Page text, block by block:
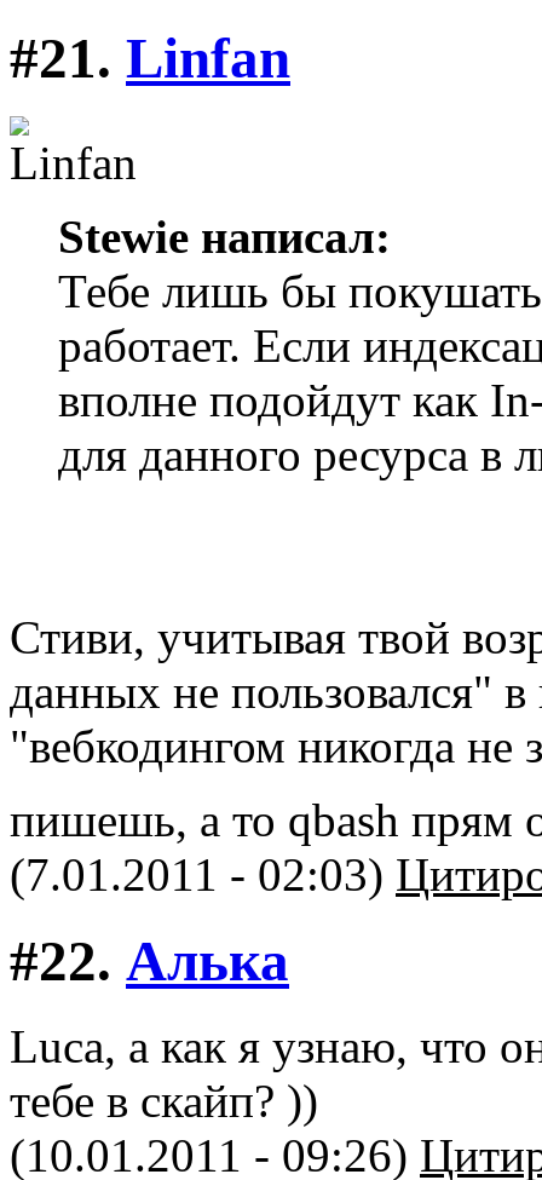
#21. Linfan
Stewie написал:
Тебе лишь бы
работает. Если
вполне подойдут как
для данного ресурса в
Стиви, учитывая твой
данных не пользовался"
"вебкодингом никогда
пишешь, а то qbash прям
(7.01.2011 - 02:03)
#22. Алька
Luca, а как я узнаю, что
тебе в скайп? ))
(10.01.2011 - 09:26)